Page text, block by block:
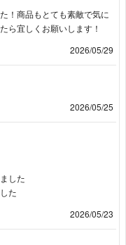
！商品もとても素敵で気に
ら宜しくお願いします！
2026/05/29
2026/05/25
した
た
2026/05/23